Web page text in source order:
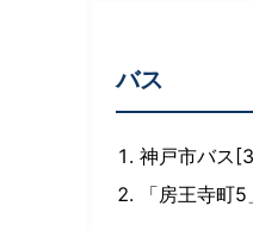
バス
神戸市バス
「房王寺町